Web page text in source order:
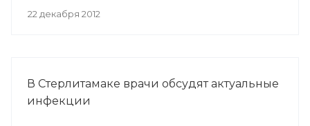
БГМУ.
22 декабря 2012
В Стерлитамаке врачи обсудят актуальные
инфекции